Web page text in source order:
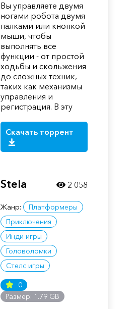
Вы управляете двумя
ногами робота двумя
палками или кнопкой
мыши, чтобы
выполнять все
функции - от простой
ходьбы и скольжения
до сложных техник,
таких как механизмы
управления и
регистрация. В эту
Скачать торрент
Stela
Жанр:
Платформеры
Приключения
Инди игры
Головоломки
Стелс игры
0
Размер: 1.79 GB
2 058